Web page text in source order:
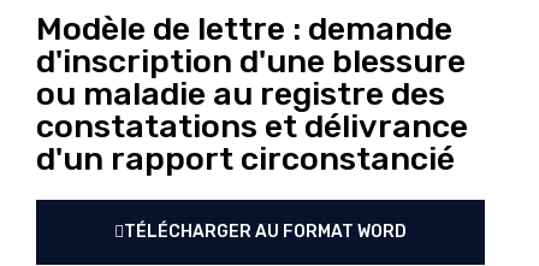
Modèle de lettre : demande
d'inscription d'une blessure
ou maladie au registre des
constatations et délivrance
d'un rapport circonstancié
TÉLÉCHARGER AU FORMAT WORD